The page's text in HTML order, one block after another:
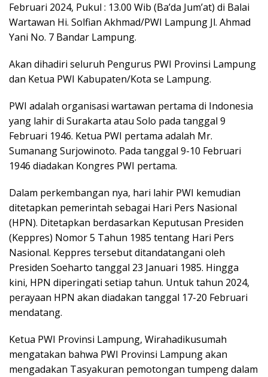
Februari 2024, Pukul : 13.00 Wib (Ba’da Jum’at) di Balai
Wartawan Hi. Solfian Akhmad/PWI Lampung Jl. Ahmad
Yani No. 7 Bandar Lampung.
Akan dihadiri seluruh Pengurus PWI Provinsi Lampung
dan Ketua PWI Kabupaten/Kota se Lampung.
PWI adalah organisasi wartawan pertama di Indonesia
yang lahir di Surakarta atau Solo pada tanggal 9
Februari 1946. Ketua PWI pertama adalah Mr.
Sumanang Surjowinoto. Pada tanggal 9-10 Februari
1946 diadakan Kongres PWI pertama.
Dalam perkembangan nya, hari lahir PWI kemudian
ditetapkan pemerintah sebagai Hari Pers Nasional
(HPN). Ditetapkan berdasarkan Keputusan Presiden
(Keppres) Nomor 5 Tahun 1985 tentang Hari Pers
Nasional. Keppres tersebut ditandatangani oleh
Presiden Soeharto tanggal 23 Januari 1985. Hingga
kini, HPN diperingati setiap tahun. Untuk tahun 2024,
perayaan HPN akan diadakan tanggal 17-20 Februari
mendatang.
Ketua PWI Provinsi Lampung, Wirahadikusumah
mengatakan bahwa PWI Provinsi Lampung akan
mengadakan Tasyakuran pemotongan tumpeng dalam